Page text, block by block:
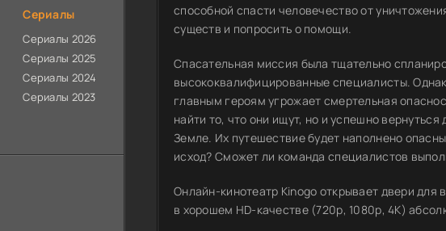
способной спасти человечество от
существ и попросить о помощи.
Спасательная миссия была тщательно
высококвалифицированные специалисты.
главным героям угрожает смертельная
найти то, что они ищут, но и успешно
Земле. Их путешествие будет наполнено
исход? Сможет ли команда специалистов
Онлайн-кинотеатр Kinogo открывает двери
в хорошем HD-качестве (720p, 1080p, 4K)
Сериалы
Сериалы 2026
Сериалы 2025
Сериалы 2024
Сериалы 2023